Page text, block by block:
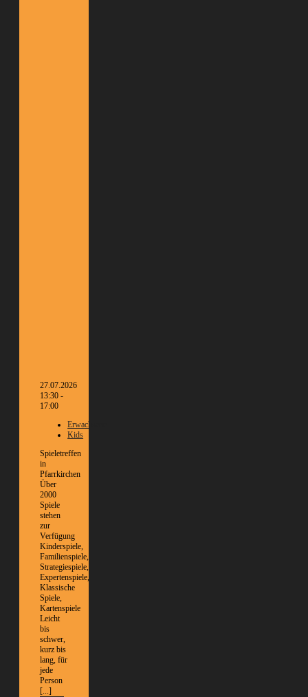
27.07.2026
13:30 -
17:00
Erwachsene
Kids
Spieletreffen
in
Pfarrkirchen
Über
2000
Spiele
stehen
zur
Verfügung
Kinderspiele,
Familienspiele,
Strategiespiele,
Expertenspiele,
Klassische
Spiele,
Kartenspiele
Leicht
bis
schwer,
kurz bis
lang, für
jede
Person
[...]